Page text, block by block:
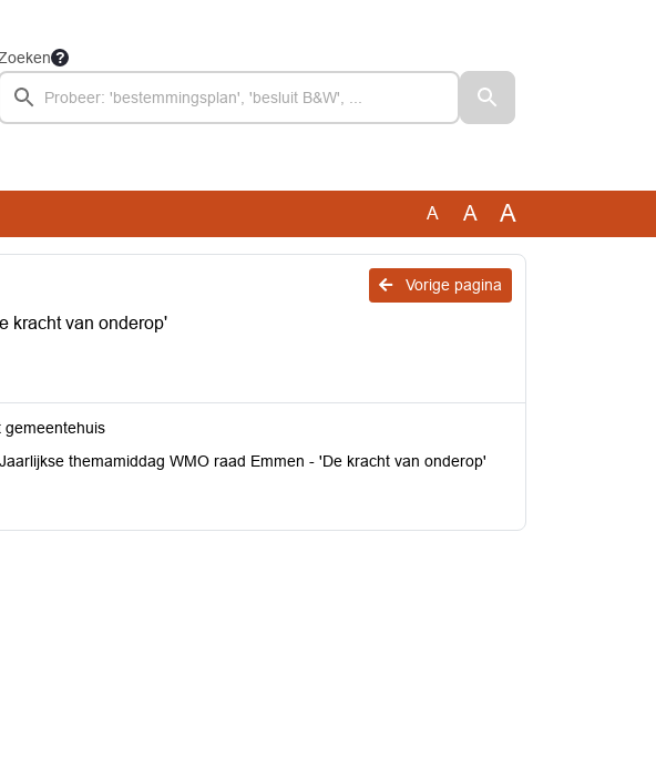
A A A
Vorige pagina
kracht van onderop'
gemeentehuis
themamiddag WMO raad Emmen - 'De kracht van onderop'